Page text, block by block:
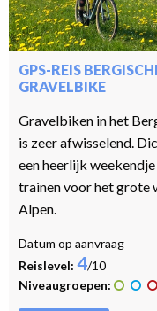
GPS-REIS
GRAVELBIKE
Gravelbiken in het
is zeer afwisselend.
een heerlijk
trainen voor het grote
Alpen.
Datum op aanvraag
Reislevel: 4/10
Niveaugroepen: